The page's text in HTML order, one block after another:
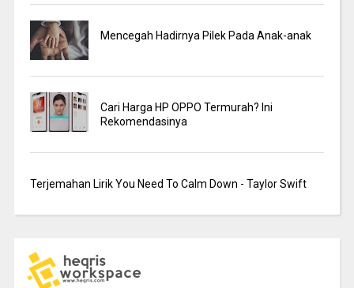
Mencegah Hadirnya Pilek Pada Anak-anak
Cari Harga HP OPPO Termurah? Ini
Rekomendasinya
Terjemahan Lirik You Need To Calm Down - Taylor Swift